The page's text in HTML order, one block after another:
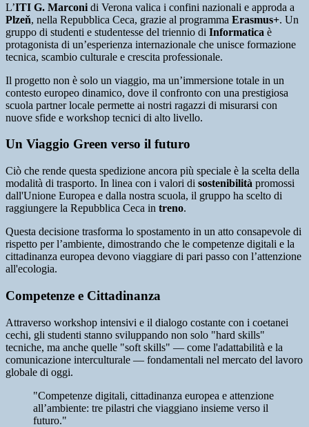
L’ITI G. Marconi di Verona valica i confini nazionali e approda a
Plzeň, nella Repubblica Ceca, grazie al programma Erasmus+. Un
gruppo di studenti e studentesse del triennio di Informatica è
protagonista di un’esperienza internazionale che unisce formazione
tecnica, scambio culturale e crescita professionale.
Il progetto non è solo un viaggio, ma un’immersione totale in un
contesto europeo dinamico, dove il confronto con una prestigiosa
scuola partner locale permette ai nostri ragazzi di misurarsi con
nuove sfide e workshop tecnici di alto livello.
Un Viaggio Green verso il futuro
Ciò che rende questa spedizione ancora più speciale è la scelta della
modalità di trasporto. In linea con i valori di sostenibilità promossi
dall'Unione Europea e dalla nostra scuola, il gruppo ha scelto di
raggiungere la Repubblica Ceca in treno.
Questa decisione trasforma lo spostamento in un atto consapevole di
rispetto per l’ambiente, dimostrando che le competenze digitali e la
cittadinanza europea devono viaggiare di pari passo con l’attenzione
all'ecologia.
Competenze e Cittadinanza
Attraverso workshop intensivi e il dialogo costante con i coetanei
cechi, gli studenti stanno sviluppando non solo "hard skills"
tecniche, ma anche quelle "soft skills" — come l'adattabilità e la
comunicazione interculturale — fondamentali nel mercato del lavoro
globale di oggi.
"Competenze digitali, cittadinanza europea e attenzione
all’ambiente: tre pilastri che viaggiano insieme verso il
futuro."